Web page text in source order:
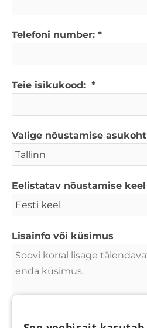
Telefoni number:
Teie isikukood:
Valige nõustamise asukoht
Eelistatav nõustamise keel
Lisainfo või küsimus